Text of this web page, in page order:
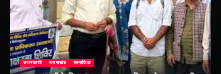
उत्तरकाशी उत्तराखंड सामाजिक